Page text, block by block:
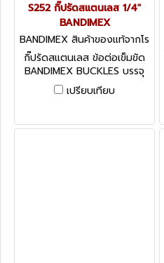
S252 กิ๊ปรัดสแตนเลส 1/4"
BANDIMEX
BANDIMEX สินค้าของแท้จากโร
งงานผู้ผลิต S252
กิ๊ปรัดสแตนเลส ข้อต่อเข็มขัด
BANDIMEX BUCKLES บรรจุ
100 ตัว / กล่อง มีหลายขนาด
ให้เลือก
เปรียบเทียบ